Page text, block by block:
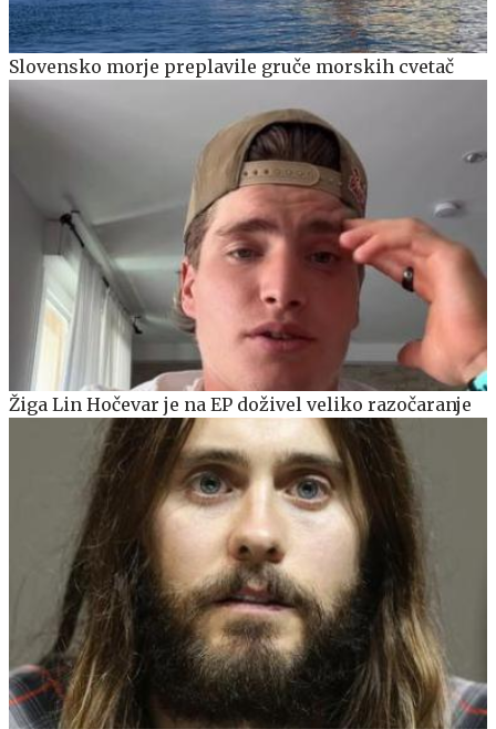
Slovensko morje preplavile gruče morskih cvetač
Žiga Lin Hočevar je na EP doživel veliko razočaranje